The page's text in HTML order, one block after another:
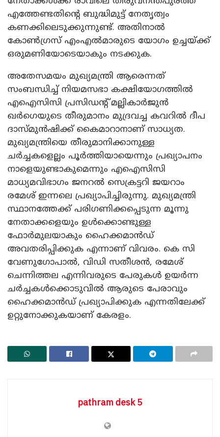
എത്തേണ്ടതിന്റെ ബുദ്ധിമുട്ട് നേതൃത്വം
കണക്കിലെടുക്കുന്നുണ്ട്. അതിനാൽ
കോൺഗ്രസ് എംഎൽമാരുടെ യോഗം ഉച്ചയ്ക്ക്
ഒരുമണിയോടെയാകും നടക്കുക.
അതേസമയം മുഖ്യമന്ത്രി ആരെന്നത്
സംബന്ധിച്ച് നിയമസഭാ കക്ഷിയോഗത്തിൽ
എഐസിസി പ്രസിഡന്റ് മല്ലികാർജുൻ
ഖർഗെയുടെ തീരുമാനം മുദ്രവച്ച കവറിൽ ദീപ
ദാസ്മുൻഷിക്ക് കൈമാറാനാണ് സാധ്യത.
മുഖ്യമന്ത്രിയെ തീരുമാനിക്കാനുള്ള
ചർച്ചകളെല്ലം പൂർത്തിയായെന്നും പ്രഖ്യാപനം
നാളെയുണ്ടാകുമെന്നും എഐസിസി
മാധ്യമവിഭാഗം ജനറൽ സെക്രട്ടറി ജയറാം
രമേശ് ഇന്നലെ പ്രഖ്യാപിച്ചിരുന്നു. മുഖ്യമന്ത്രി
സ്ഥാനത്തേക്ക് പരിഗണിക്കപ്പെടുന്ന മൂന്നു
നേതാക്കളെയും ഉൾക്കൊണ്ടുള്ള
ഫോർമുലയാകും ഹൈക്കമാൻഡ്
അവതരിപ്പിക്കുക എന്നാണ് വിവരം. കെ സി
വേണുഗോപാൽ, വിഡി സതീശൻ, രമേശ്
ചെന്നിത്തല എന്നിവരുടെ പേരുകൾ ഉയർന്ന
ചർച്ചകൾക്കൊടുവിൽ ആരുടെ പേരാവും
ഹൈക്കമാൻഡ് പ്രഖ്യാപിക്കുക എന്നതിലേക്ക്
ഉറ്റുനോക്കുകയാണ് കേരളം.
pathram desk 5